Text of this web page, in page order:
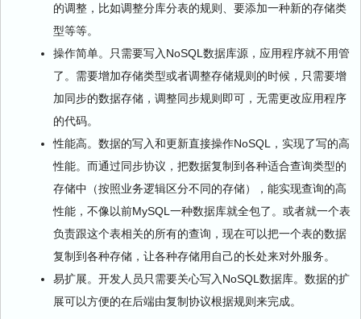
的调整，比如调整分库分表的规则、要添加一种新的存储类
型等等。
操作简单。只需要写入NoSQL数据库源，应用程序就不用管
了。需要增加存储类型或者调整存储规则的时候，只需要增
加同步的数据存储，调整同步规则即可，无需更改应用程序
的代码。
性能高。数据的写入和更新直接操作NoSQL，实现了写的高
性能。而通过同步协议，把数据复制到各种适合查询类型的
存储中（按照业务逻辑区分不同的存储），能实现查询的高
性能，不像以前MySQL一种数据库就全包了。或者就一个表
负责跟这个表相关的所有的查询，现在可以把一个表的数据
复制到各种存储，让各种存储用自己的长处来对外服务。
易扩展。开发人员只需要关心写入NoSQL数据库。数据的扩
展可以方便的在后端由复制协议根据规则来完成。